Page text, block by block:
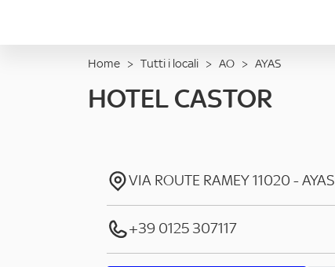
Home > Tutti i locali > AO > AYAS
HOTEL CASTOR
VIA ROUTE RAMEY11020 -AYAS
+39 0125 307117